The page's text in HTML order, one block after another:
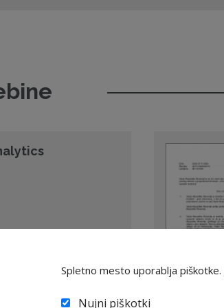
Spletno mesto uporablja piškotke.
Nujni piškotki